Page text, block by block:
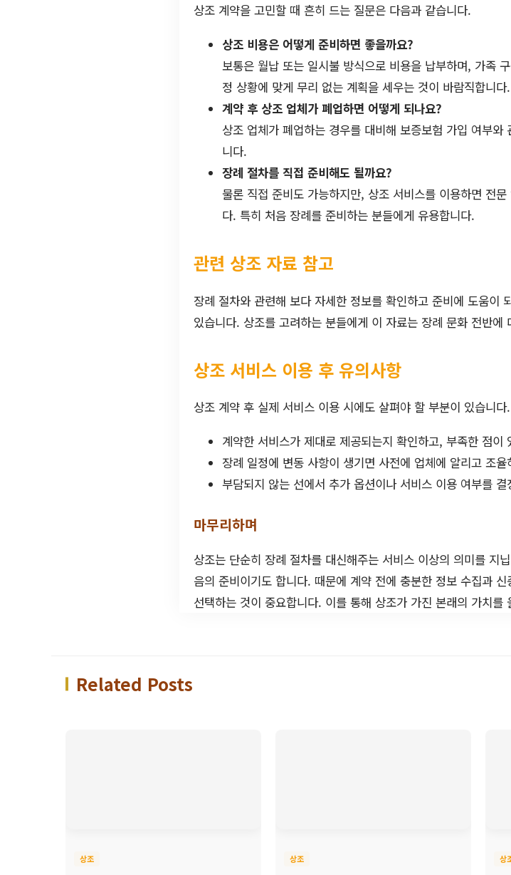
상조 계약을 고민할 때 흔히 드는 질문은 다음과 같습니다.
상조 비용은 어떻게 준비하면 좋을까요?
보통은 월납 또는 일시불 방식으로 비용을 납부하며, 가족
정 상황에 맞게 무리 없는 계획을 세우는 것이 바람직합니다.
계약 후 상조 업체가 폐업하면 어떻게 되나요?
상조 업체가 폐업하는 경우를 대비해 보증보험 가입 여부
니다.
장례 절차를 직접 준비해도 될까요?
물론 직접 준비도 가능하지만, 상조 서비스를 이용하면 전
다. 특히 처음 장례를 준비하는 분들에게 유용합니다.
관련 상조 자료 참고
장례 절차와 관련해 보다 자세한 정보를 확인하고 준비에 도움이
있습니다. 상조를 고려하는 분들에게 이 자료는 장례 문화 전반
상조 서비스 이용 후 유의사항
상조 계약 후 실제 서비스 이용 시에도 살펴야 할 부분이 있습니다.
계약한 서비스가 제대로 제공되는지 확인하고, 부족한 점이
장례 일정에 변동 사항이 생기면 사전에 업체에 알리고 조
부담되지 않는 선에서 추가 옵션이나 서비스 이용 여부를
마무리하며
상조는 단순히 장례 절차를 대신해주는 서비스 이상의 의미를 지
음의 준비이기도 합니다. 때문에 계약 전에 충분한 정보 수집과
선택하는 것이 중요합니다. 이를 통해 상조가 가진 본래의 가치를
Related Posts
상조 상조 상